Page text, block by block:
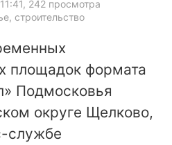
, 242 просмотра
строительство
площадок формата
Подмосковья
округе Щелково,
службе